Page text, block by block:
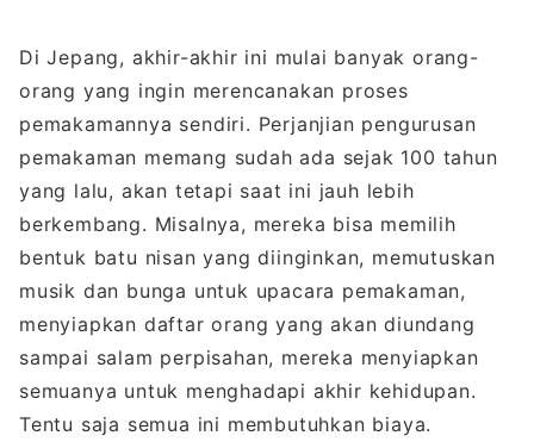
Di Jepang, akhir-akhir ini mulai banyak orang-
orang yang ingin merencanakan proses
pemakamannya sendiri. Perjanjian pengurusan
pemakaman memang sudah ada sejak 100 tahun
yang lalu, akan tetapi saat ini jauh lebih
berkembang. Misalnya, mereka bisa memilih
bentuk batu nisan yang diinginkan, memutuskan
musik dan bunga untuk upacara pemakaman,
menyiapkan daftar orang yang akan diundang
sampai salam perpisahan, mereka menyiapkan
semuanya untuk menghadapi akhir kehidupan.
Tentu saja semua ini membutuhkan biaya.